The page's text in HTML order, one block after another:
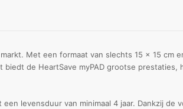
Met een formaat van slechts 15 x 15 cm
de HeartSave myPAD grootse prestaties,
levensduur van minimaal 4 jaar. Dankzij de